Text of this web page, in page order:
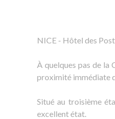
NICE - Hôtel des
À quelques pas de la
proximité immédiate
Situé au troisième
excellent état.